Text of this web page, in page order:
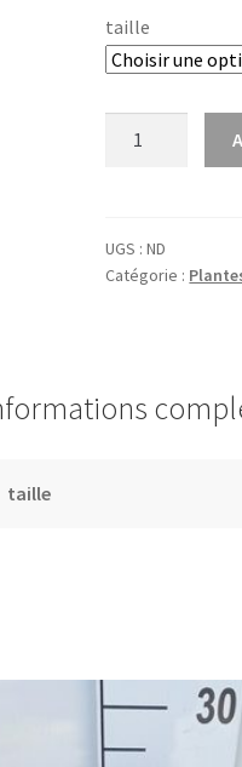
taille
b.
'Patricia
UGS :ND
Catégorie :
taille